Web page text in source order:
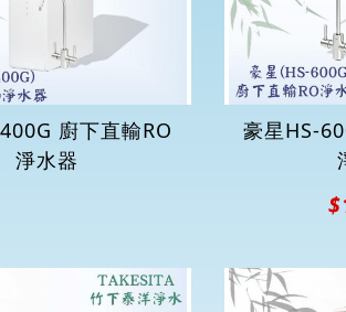
廚下直輸RO
淨水器
豪星HS-